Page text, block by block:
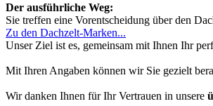
Der ausführliche Weg:
Sie treffen eine Vorentscheidung über den
Zu den Dachzelt-Marken...
Unser Ziel ist es, gemeinsam mit Ihnen Ihr
Mit Ihren Angaben können wir Sie gezielt
Wir danken Ihnen für Ihr Vertrauen in unsere